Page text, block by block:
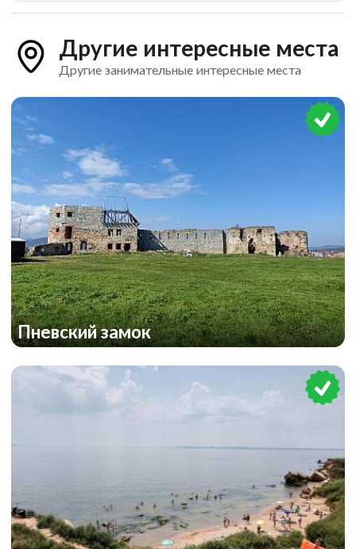
Другие интересные места
Другие занимательные интересные места
Пневский замок